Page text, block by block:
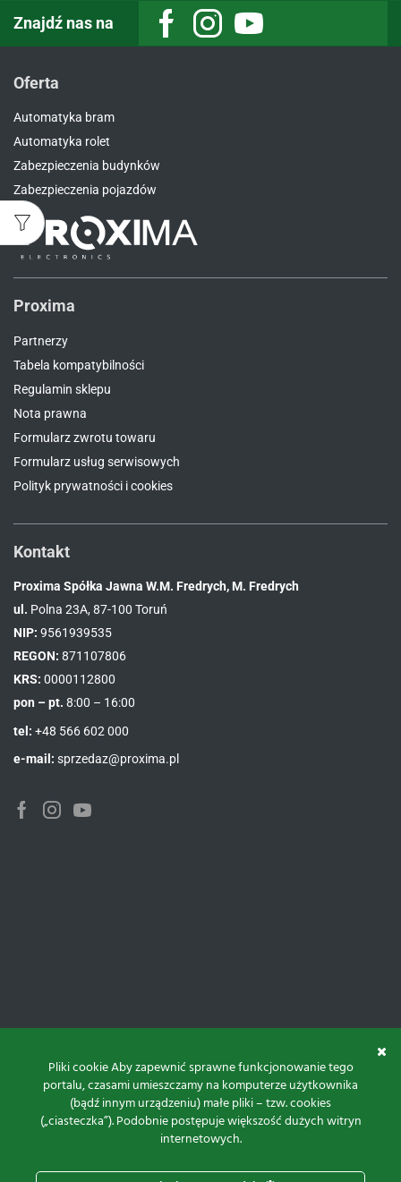
Znajdź nas na FacebookInstagramYoutube
Oferta
Automatyka bram
Automatyka rolet
Zabezpieczenia budynków
Zabezpieczenia pojazdów
Proxima
Partnerzy
Tabela kompatybilności
Regulamin sklepu
Nota prawna
Formularz zwrotu towaru
Formularz usług serwisowych
Polityk prywatności i cookies
Kontakt
Proxima Spółka Jawna W.M. Fredrych, M. Fredrych
ul. Polna 23A, 87-100 Toruń
NIP: 9561939535
REGON: 871107806
KRS: 0000112800
pon – pt. 8:00 – 16:00
tel: +48 566 602 000
e-mail: sprzedaz@proxima.pl
FacebookInstagramYoutube
Pliki cookie Aby zapewnić sprawne funkcjonowanie tego
portalu, czasami umieszczamy na komputerze użytkownika
(bądź innym urządzeniu) małe pliki – tzw. cookies
(„ciasteczka”). Podobnie postępuje większość dużych witryn
internetowych.